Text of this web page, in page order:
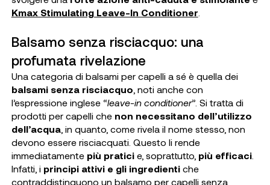
Kmax Stimulating Leave-In Conditioner
Balsamo senza risciacquo: una
profumata rivelazione
Una categoria di balsami per capelli a sé è quella dei
balsami senza risciacquo , noti anche con
l’espressione inglese “leave-in conditioner”. Si tratta di
prodotti per capelli che non necessitano dell’utilizzo
dell’acqua, in quanto, come rivela il nome stesso, non
devono essere risciacquati. Questo li rende
immediatamente più praticie, soprattutto, più efficaci.
Infatti, i principi attivi e gli ingredientiche
contraddistinguono un balsamo per capelli senza